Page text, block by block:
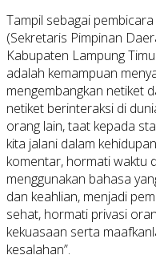
Tampil sebagai pembicara
(Sekretaris Pimpinan
Kabupaten Lampung
adalah kemampuan
mengembangkan netiket
netiket berinteraksi di
orang lain, taat kepada
kita jalani dalam
komentar, hormati waktu
menggunakan bahasa
dan keahlian, menjadi
sehat, hormati privasi
kekuasaan serta
kesalahan”.